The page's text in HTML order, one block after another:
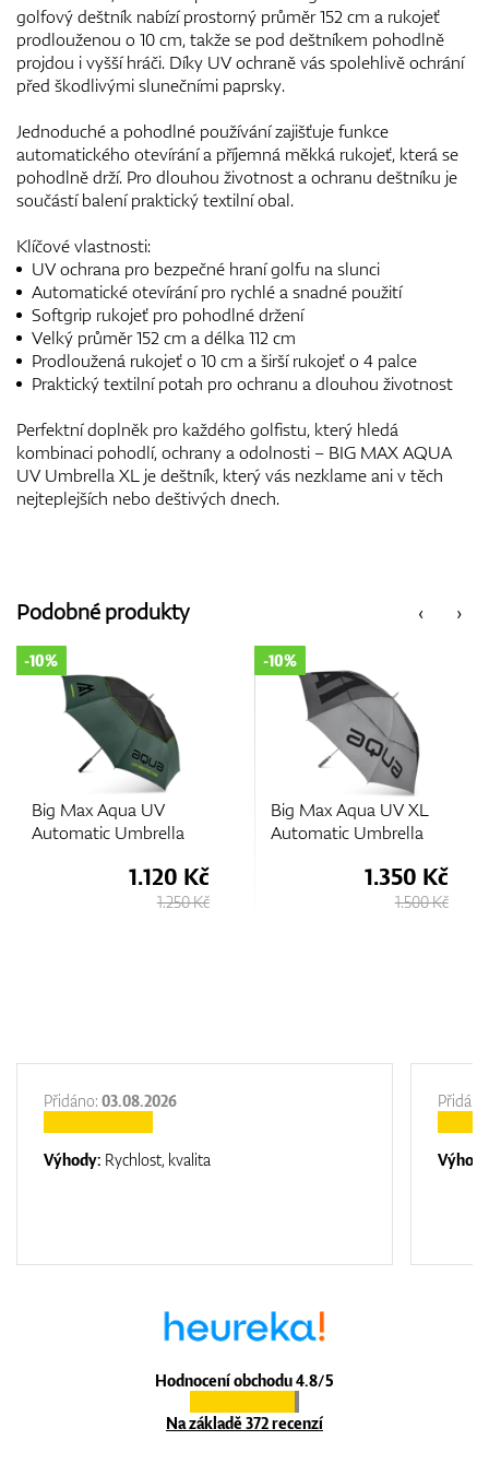
golfový deštník nabízí prostorný průměr 152 cm a rukojeť
prodlouženou o 10 cm, takže se pod deštníkem pohodlně
projdou i vyšší hráči. Díky UV ochraně vás spolehlivě ochrání
před škodlivými slunečními paprsky.
Jednoduché a pohodlné používání zajišťuje funkce
automatického otevírání a příjemná měkká rukojeť, která se
pohodlně drží. Pro dlouhou životnost a ochranu deštníku je
součástí balení praktický textilní obal.
Klíčové vlastnosti:
UV ochrana pro bezpečné hraní golfu na slunci
Automatické otevírání pro rychlé a snadné použití
Softgrip rukojeť pro pohodlné držení
Velký průměr 152 cm a délka 112 cm
Prodloužená rukojeť o 10 cm a širší rukojeť o 4 palce
Praktický textilní potah pro ochranu a dlouhou životnost
Perfektní doplněk pro každého golfistu, který hledá
kombinaci pohodlí, ochrany a odolnosti – BIG MAX AQUA
UV Umbrella XL je deštník, který vás nezklame ani v těch
nejteplejších nebo deštivých dnech.
‹
Podobné produkty ›
Big Max Aqua UV XL
Automatic Umbrella
-10%
1.350 Kč
1.500 Kč
Big Max Aqua
Umbrella
-15%
850 Kč
1.000 Kč
Hodnocení obchodu 4.8/5
Na základě 372 recenzí
Přidáno: 03.08.2026
Výhody: Rychlost, kvalita